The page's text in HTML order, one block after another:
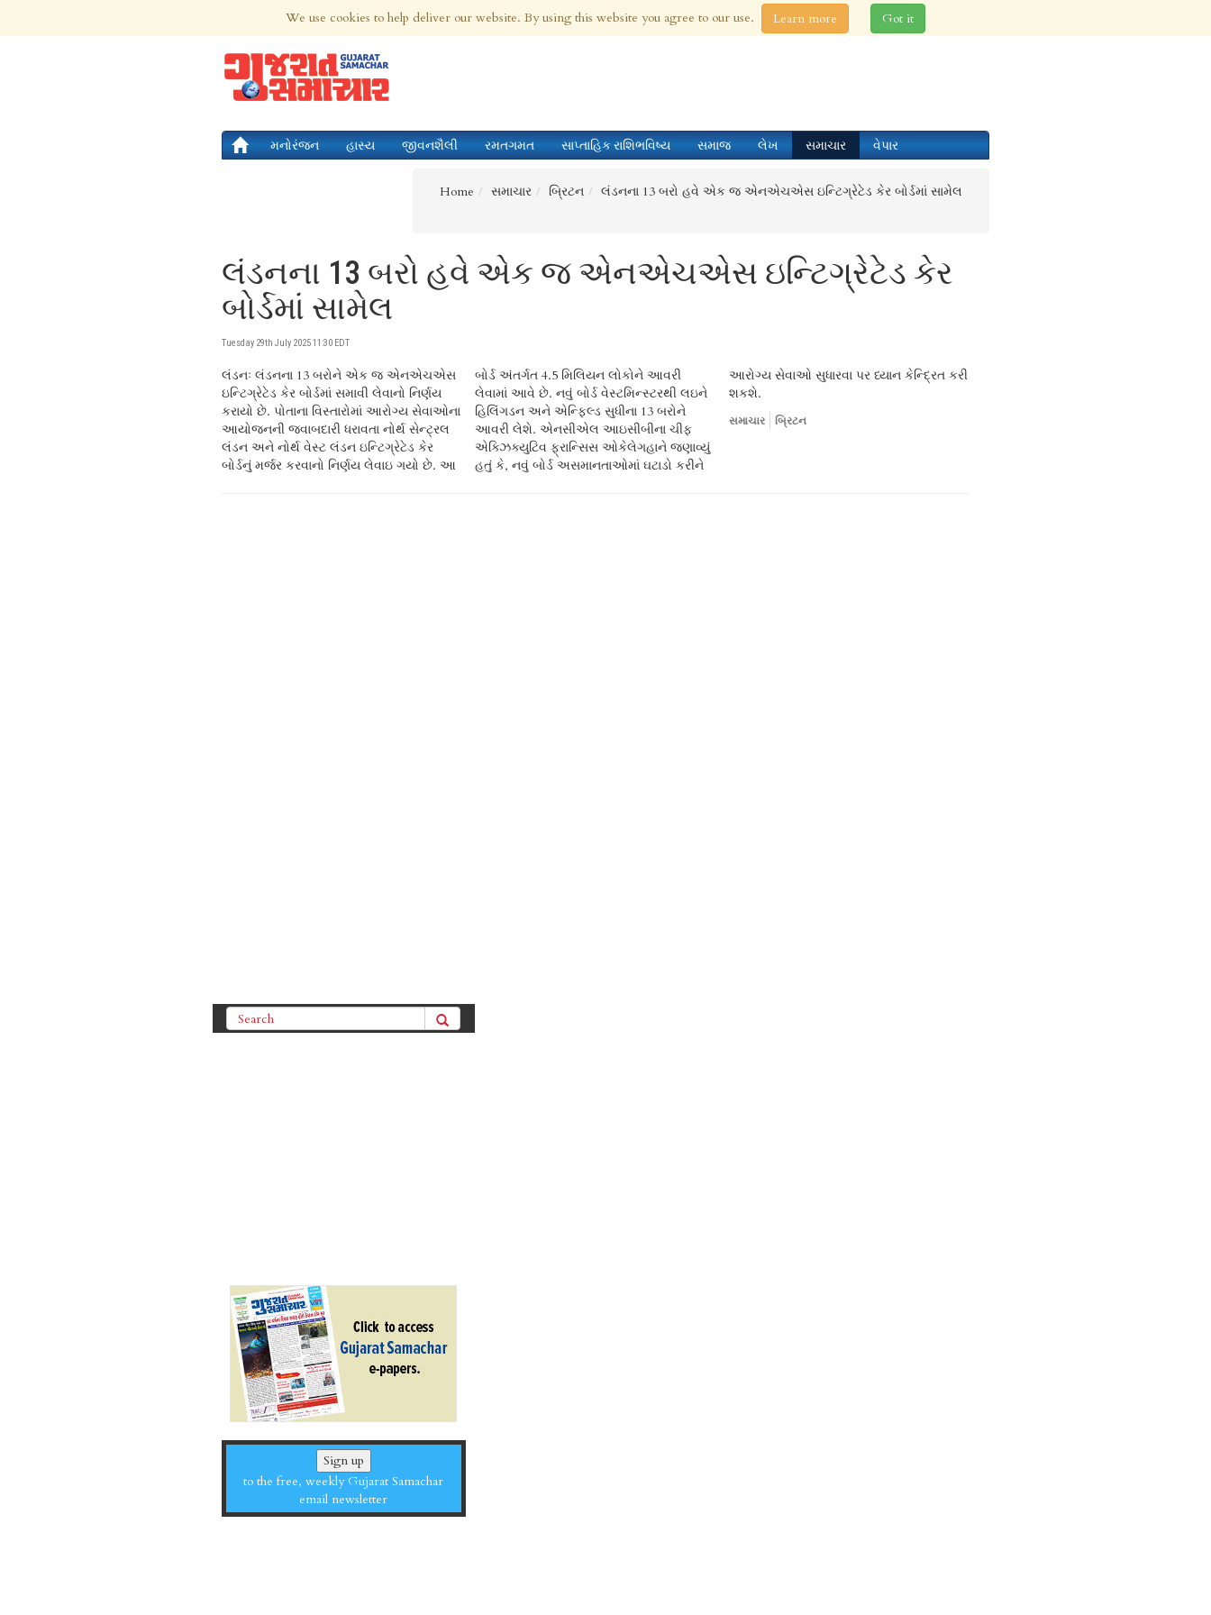
6th Aug 2026 | Updated at 01:50am 6th Aug 2026
મનોરંજન હાસ્ય જીવનશૈલી રમતગમત સાપ્તાહિક રાશિભવિષ્ય સમાજ લેખ સમાચાર વેપાર
Home સમાચાર બ્રિટન લંડનના 13 બરો હવે એક જ એનએચએસ ઇન્ટિગ્રેટેડ કેર બોર્ડમાં સામેલ
લંડનના 13 બરો હવે એક જ એનએચએસ ઇન્ટિગ્રેટેડ કેર
બોર્ડમાં સામેલ
Tuesday 29th July 2025 11:30 EDT
લંડનઃ લંડનના 13 બરોને એક જ એનએચએસ
ઇન્ટિગ્રેટેડ કેર બોર્ડમાં સમાવી લેવાનો નિર્ણય
કરાયો છે. પોતાના વિસ્તારોમાં આરોગ્ય સેવાઓના
આયોજનની જવાબદારી ધરાવતા નોર્થ સેન્ટ્રલ
લંડન અને નોર્થ વેસ્ટ લંડન ઇન્ટિગ્રેટેડ કેર
બોર્ડનું મર્જર કરવાનો નિર્ણય લેવાઇ ગયો છે. આ
બોર્ડ અંતર્ગત 4.5 મિલિયન લોકોને આવરી
લેવામાં આવે છે. નવું બોર્ડ વેસ્ટમિન્સ્ટરથી લઇને
હિલિંગડન અને એન્ફિલ્ડ સુધીના 13 બરોને
આવરી લેશે. એનસીએલ આઇસીબીના ચીફ
એક્ઝિક્યુટિવ ફ્રાન્સિસ ઓકેલેગહાને જણાવ્યું
હતું કે, નવું બોર્ડ અસમાનતાઓમાં ઘટાડો કરીને
આરોગ્ય સેવાઓ સુધારવા પર ધ્યાન કેન્દ્રિત કરી
શકશે.
સમાચાર બ્રિટન
Sign up
to the free, weekly Gujarat Samachar
email newsletter
We use cookies to help deliver our website. By using this website you agree to our use. Learn more Got it